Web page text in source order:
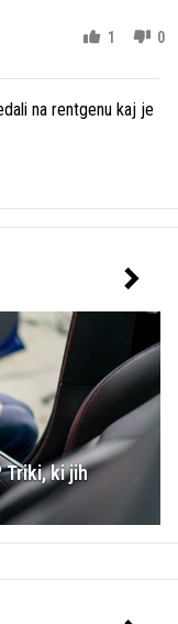
1 0
na rentgenu kaj je
Triki, ki jih